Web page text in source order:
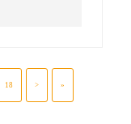
18 > »